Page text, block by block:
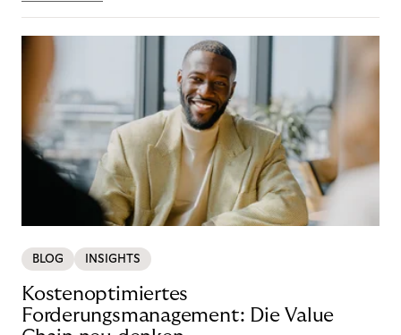
BLOG INSIGHTS
Kostenoptimiertes
Forderungsmanagement: Die Value